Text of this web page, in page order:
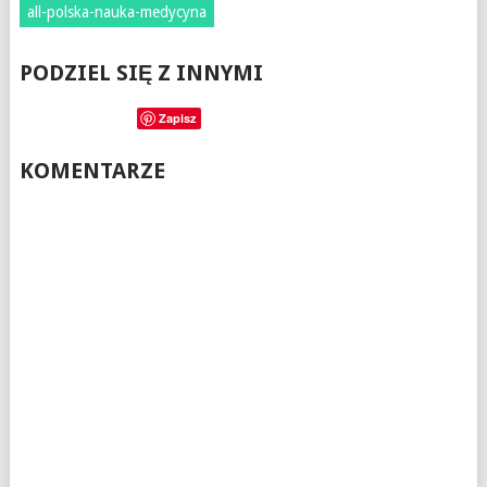
all-polska-nauka-medycyna
PODZIEL SIĘ Z INNYMI
Zapisz
KOMENTARZE